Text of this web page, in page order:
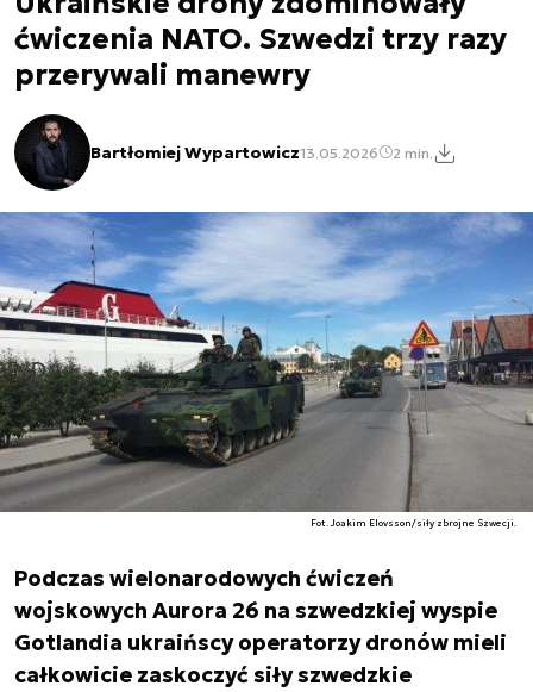
ćwiczenia NATO. Szwedzi trzy razy
przerywali manewry
Bartłomiej Wypartowicz13.05.2026 2 min.
Fot. Joakim Elovsson/siły zbrojne Szwecji.
Podczas wielonarodowych ćwiczeń
wojskowych Aurora 26 na szwedzkiej wyspie
Gotlandia ukraińscy operatorzy dronów mieli
całkowicie zaskoczyć siły szwedzkie